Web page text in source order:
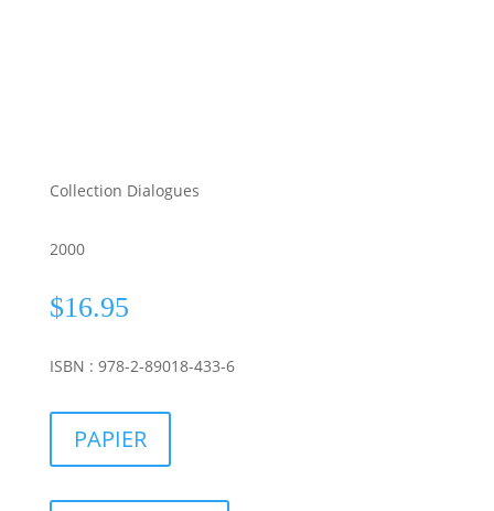
Collection Dialogues
2000
$16.95
ISBN : 978-2-89018-433-6
PAPIER